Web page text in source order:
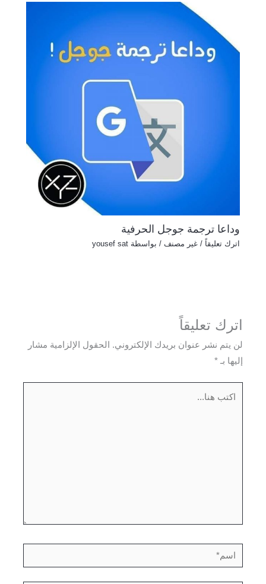
وداعا ترجمة جوجل الحرفية
اترك تعليقاً /غير مصنف / بواسطة yousef sat
اترك تعليقاً
لن يتم نشر عنوان بريدك الإلكتروني.
الحقول الإلزامية مشار
إليها بـ*
اسم*